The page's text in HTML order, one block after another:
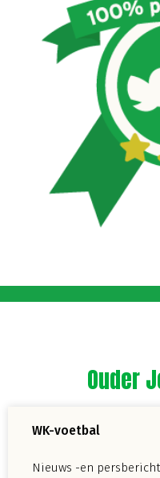
Ouder
WK-voetbal
Nieuws -en